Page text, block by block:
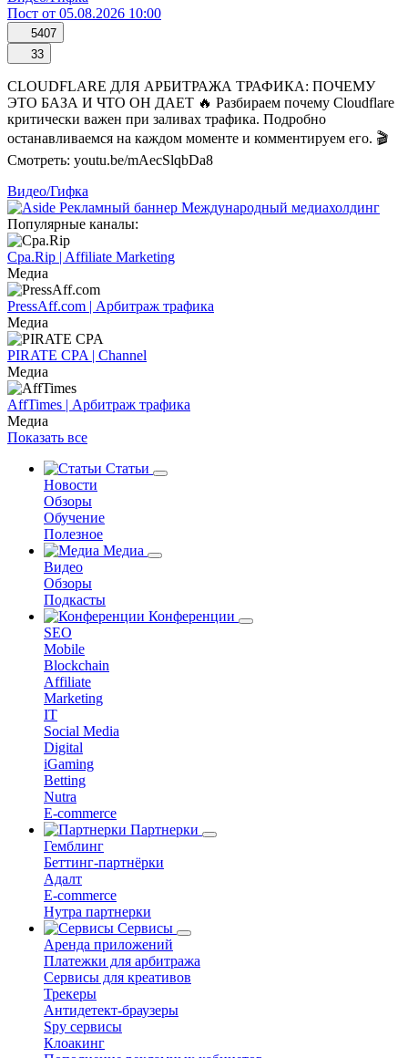
Пост от 05.08.2026 10:00
5407
33
CLOUDFLARE ДЛЯ АРБИТРАЖА ТРАФИКА: ПОЧЕМУ
ЭТО БАЗА И ЧТО ОН ДАЕТ 🔥 Разбираем почему Cloudflare
критически важен при заливах трафика. Подробно
останавливаемся на каждом моменте и комментируем его. 🎬
Смотреть: youtu.be/mAecSlqbDa8
Видео/Гифка
Популярные каналы:
Cpa.Rip | Affiliate Marketing
Медиа
PressAff.com | Арбитраж трафика
Медиа
PIRATE CPA | Channel
Медиа
AffTimes | Арбитраж трафика
Медиа
Показать все
Статьи
Новости
Обзоры
Обучение
Полезное
Медиа
Видео
Обзоры
Подкасты
Конференции
SEO
Mobile
Blockchain
Affiliate
Marketing
IT
Social Media
Digital
iGaming
Betting
Nutra
E-commerce
Партнерки
Гемблинг
Беттинг-партнёрки
Адалт
E-commerce
Нутра партнерки
Сервисы
Аренда приложений
Платежки для арбитража
Сервисы для креативов
Трекеры
Антидетект-браузеры
Spy сервисы
Клоакинг